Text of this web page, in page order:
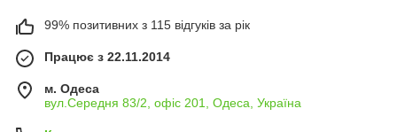
99% позитивних з 115 відгуків за рік
Працює з 22.11.2014
м. Одеса
вул.Середня 83/2, офіс 201, Одеса, Україна